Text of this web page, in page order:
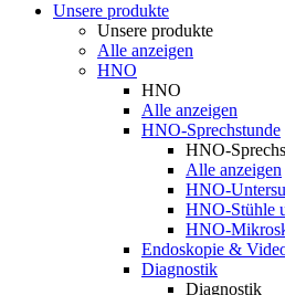
Unsere produkte
Unsere produkte
Alle anzeigen
HNO
HNO
Alle anzeigen
HNO-Sprechstunde
HNO-
Alle anzeigen
HNO-
HNO-Stühle
HNO-
Endoskopie &
Diagnostik
Diagnostik